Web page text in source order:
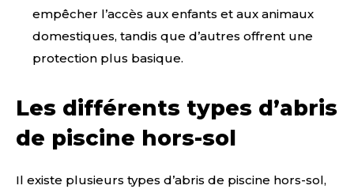
empêcher l’accès aux enfants et aux animaux
domestiques, tandis que d’autres offrent une
protection plus basique.
Les différents types d’abris
de piscine hors-sol
Il existe plusieurs types d’abris de piscine hors-sol,